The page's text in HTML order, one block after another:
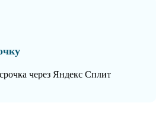
через Яндекс Сплит